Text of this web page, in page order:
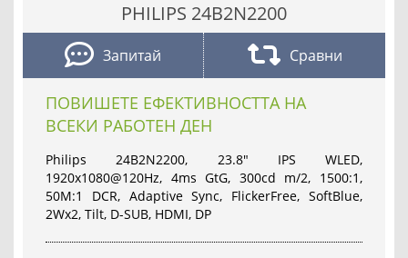
PHILIPS 24B2N2200
Запитай Сравни
ПОВИШЕТЕ ЕФЕКТИВНОСТТА НА
ВСЕКИ РАБОТЕН ДЕН
Philips 24B2N2200, 23.8" IPS WLED,
1920x1080@120Hz, 4ms GtG, 300cd m/2, 1500:1,
50M:1 DCR, Adaptive Sync, FlickerFree, SoftBlue,
2Wx2, Tilt, D-SUB, HDMI, DP